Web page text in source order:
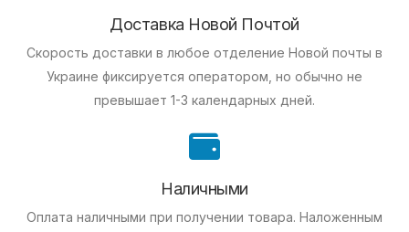
Доставка Новой Почтой
Скорость доставки в любое отделение Новой почты в
Украине фиксируется оператором, но обычно не
превышает 1-3 календарных дней.
Наличными
Оплата наличными при получении товара. Наложенным